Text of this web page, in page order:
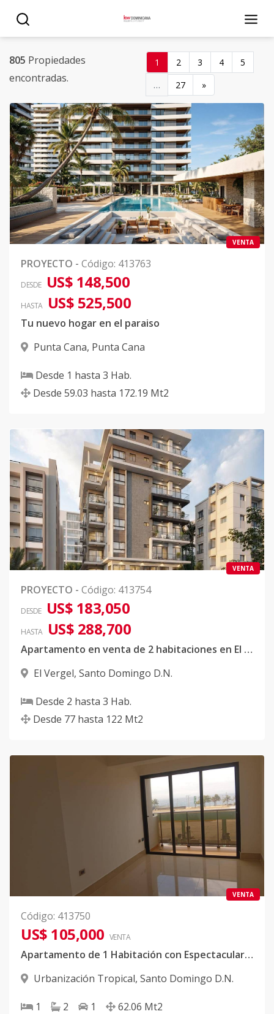
805 Propiedades
encontradas.
1 2 3 4 5
… 27 »
VENTA
PROYECTO - Código: 413763
DESDE US$ 148,500
HASTA US$ 525,500
Tu nuevo hogar en el paraiso
Punta Cana, Punta Cana
Desde 1 hasta 3 Hab.
Desde 59.03 hasta 172.19 Mt2
VENTA
PROYECTO - Código: 413754
DESDE US$ 183,050
HASTA US$ 288,700
Apartamento en venta de 2 habitaciones en El Vergel
El Vergel, Santo Domingo D.N.
Desde 2 hasta 3 Hab.
Desde 77 hasta 122 Mt2
VENTA
Código: 413750
US$ 105,000 VENTA
Apartamento de 1 Habitación con Espectacular Vista al Mar
Urbanización Tropical, Santo Domingo D.N.
1 2 1 62.06 Mt2